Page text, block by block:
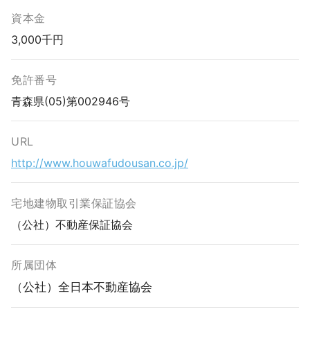
資本金
3,000千円
免許番号
青森県(05)第002946号
URL
http://www.houwafudousan.co.jp/
宅地建物取引業保証協会
（公社）不動産保証協会
所属団体
（公社）全日本不動産協会